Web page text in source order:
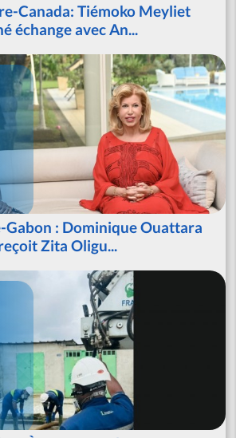
Canada: Tiémoko Meyliet
échange avec An...
: Dominique Ouattara
Zita Oligu...